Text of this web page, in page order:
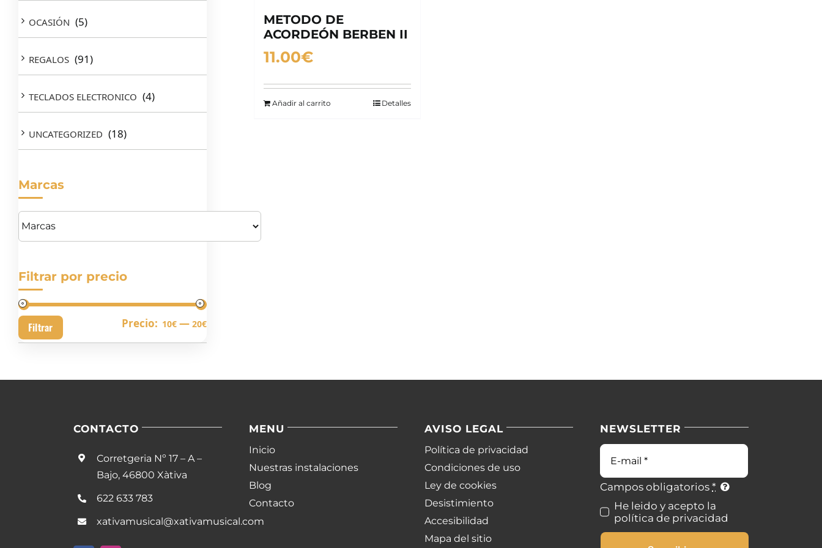
METODO DE
ACORDEÓN BERBEN II
11.00€
Añadir al carrito Detalles
OCASIÓN (5)
REGALOS (91)
TECLADOS ELECTRONICO (4)
UNCATEGORIZED (18)
Marcas
Filtrar por precio
Precio
Precio
Filtrar Precio: 10€ —20€
CONTACTO
Corretgeria Nº 17 – A –
Bajo, 46800 Xàtiva
622 633 783
xativamusical@xativamusical.com
MENU
Inicio
Nuestras instalaciones
Blog
Contacto
AVISO LEGAL
Política de privacidad
Condiciones de uso
Ley de cookies
Desistimiento
Accesibilidad
Mapa del sitio
NEWSLETTER
Correo
electrónico
Campos obligatorios*
He leido y acepto la
política de privacidad